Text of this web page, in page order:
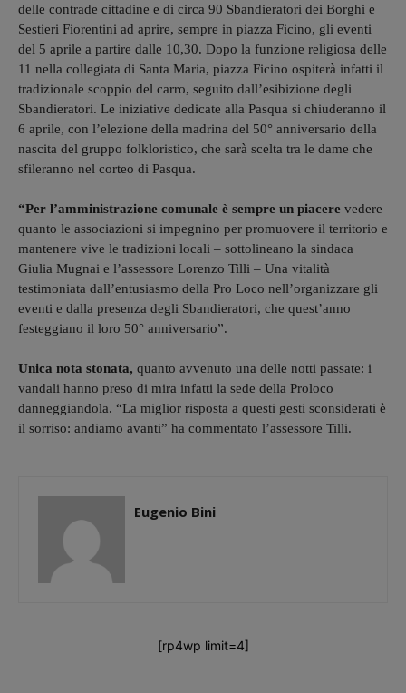
delle contrade cittadine e di circa 90 Sbandieratori dei Borghi e
Sestieri Fiorentini ad aprire, sempre in piazza Ficino, gli eventi
del 5 aprile a partire dalle 10,30. Dopo la funzione religiosa delle
11 nella collegiata di Santa Maria, piazza Ficino ospiterà infatti il
tradizionale scoppio del carro, seguito dall’esibizione degli
Sbandieratori. Le iniziative dedicate alla Pasqua si chiuderanno il
6 aprile, con l’elezione della madrina del 50° anniversario della
nascita del gruppo folkloristico, che sarà scelta tra le dame che
sfileranno nel corteo di Pasqua.
“Per l’amministrazione comunale è sempre un piacere vedere
quanto le associazioni si impegnino per promuovere il territorio e
mantenere vive le tradizioni locali – sottolineano la sindaca
Giulia Mugnai e l’assessore Lorenzo Tilli – Una vitalità
testimoniata dall’entusiasmo della Pro Loco nell’organizzare gli
eventi e dalla presenza degli Sbandieratori, che quest’anno
festeggiano il loro 50° anniversario”.
Unica nota stonata, quanto avvenuto una delle notti passate: i
vandali hanno preso di mira infatti la sede della Proloco
danneggiandola. “La miglior risposta a questi gesti sconsiderati è
il sorriso: andiamo avanti” ha commentato l’assessore Tilli.
Eugenio Bini
[rp4wp limit=4]